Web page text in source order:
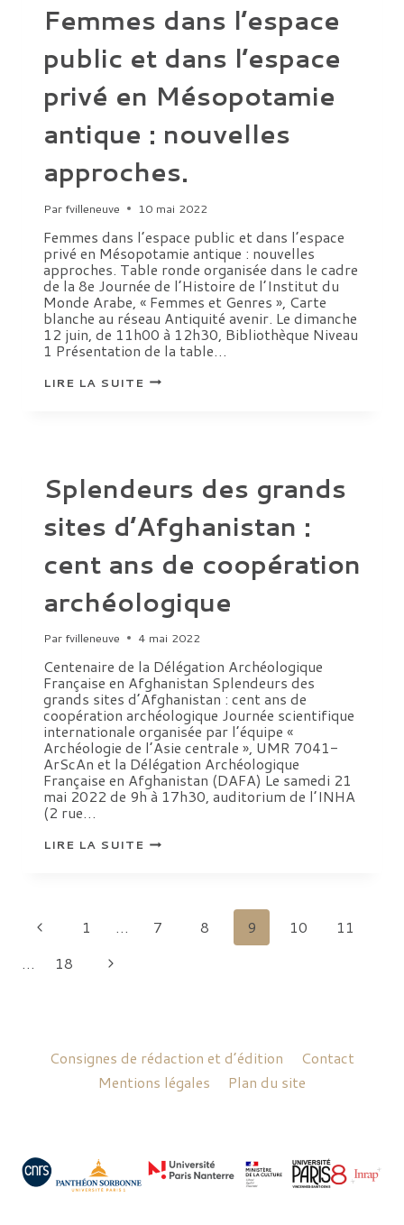
Femmes dans l’espace
public et dans l’espace
privé en Mésopotamie
antique : nouvelles
approches.
Par fvilleneuve 10 mai 2022
Femmes dans l’espace public et dans l’espace
privé en Mésopotamie antique : nouvelles
approches. Table ronde organisée dans le cadre
de la 8e Journée de l’Histoire de l’Institut du
Monde Arabe, « Femmes et Genres », Carte
blanche au réseau Antiquité avenir. Le dimanche
12 juin, de 11h00 à 12h30, Bibliothèque Niveau
1 Présentation de la table…
LIRE LA SUITEFEMMES
DANS
MÉSOPOTAMIE
:
NOUVELLES
APPROCHES.
Splendeurs des grands
sites d’Afghanistan :
cent ans de coopération
archéologique
Par fvilleneuve 4 mai 2022
Centenaire de la Délégation Archéologique
Française en Afghanistan Splendeurs des
grands sites d’Afghanistan : cent ans de
coopération archéologique Journée scientifique
internationale organisée par l’équipe «
Archéologie de l’Asie centrale », UMR 7041-
ArScAn et la Délégation Archéologique
Française en Afghanistan (DAFA) Le samedi 21
mai 2022 de 9h à 17h30, auditorium de l’INHA
(2 rue…
LIRE LA SUITESPLENDEURS
DES
ANS
Navigation
de
Page
précédente
1 … 7 8 9 10
11
…
18
Page
Consignes de rédaction et d’édition
Contact
Mentions légales
Plan du site